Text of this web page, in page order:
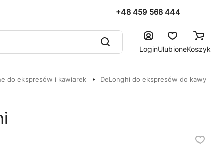
+48 459 568 444
LoginUlubioneKoszyk
do ekspresów i kawiarek
DeLonghi do ekspresów do kawy